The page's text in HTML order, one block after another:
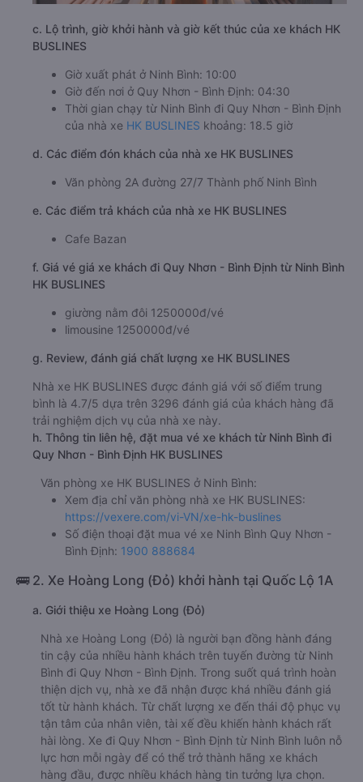
c. Lộ trình, giờ khởi hành và giờ kết thúc của xe khách HK
BUSLINES
Giờ xuất phát ở Ninh Bình: 10:00
Giờ đến nơi ở Quy Nhơn - Bình Định: 04:30
Thời gian chạy từ Ninh Bình đi Quy Nhơn - Bình Định
của nhà xe HK BUSLINES khoảng: 18.5 giờ
d. Các điểm đón khách của nhà xe HK BUSLINES
Văn phòng 2A đường 27/7 Thành phố Ninh Bình
e. Các điểm trả khách của nhà xe HK BUSLINES
Cafe Bazan
f. Giá vé giá xe khách đi Quy Nhơn - Bình Định từ Ninh Bình
HK BUSLINES
giường nằm đôi 1250000đ/vé
limousine 1250000đ/vé
g. Review, đánh giá chất lượng xe HK BUSLINES
Nhà xe HK BUSLINES được đánh giá với số điểm trung
bình là 4.7/5 dựa trên 3296 đánh giá của khách hàng đã
trải nghiệm dịch vụ của nhà xe này.
h. Thông tin liên hệ, đặt mua vé xe khách từ Ninh Bình đi
Quy Nhơn - Bình Định HK BUSLINES
Văn phòng xe HK BUSLINES ở Ninh Bình:
Xem địa chỉ văn phòng nhà xe HK BUSLINES:
https://vexere.com/vi-VN/xe-hk-buslines
Số điện thoại đặt mua vé xe Ninh Bình Quy Nhơn -
Bình Định: 1900 888684
🚌 2. Xe Hoàng Long (Đỏ) khởi hành tại Quốc Lộ 1A
a. Giới thiệu xe Hoàng Long (Đỏ)
Nhà xe Hoàng Long (Đỏ) là người bạn đồng hành đáng
tin cậy của nhiều hành khách trên tuyến đường từ Ninh
Bình đi Quy Nhơn - Bình Định. Trong suốt quá trình hoàn
thiện dịch vụ, nhà xe đã nhận được khá nhiều đánh giá
tốt từ hành khách. Từ chất lượng xe đến thái độ phục vụ
tận tâm của nhân viên, tài xế đều khiến hành khách rất
hài lòng. Xe đi Quy Nhơn - Bình Định từ Ninh Bình luôn nỗ
lực hơn mỗi ngày để có thể trở thành hãng xe khách
hàng đầu, được nhiều khách hàng tin tưởng lựa chọn.